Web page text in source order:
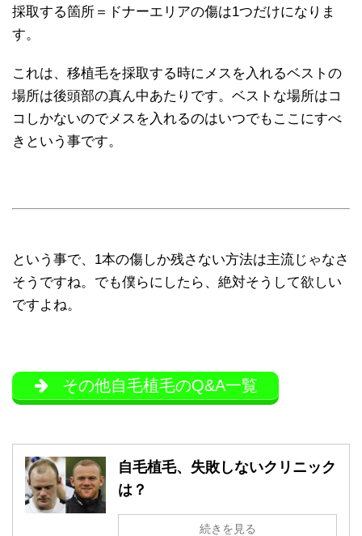
採取する箇所＝ドナーエリアの傷は1つだけになりま
す。
これは、移植毛を採取する時にメスを入れるベストの
場所は後頭部の真ん中あたりです。ベストな場所はコ
コしかないのでメスを入れるのはいつでもここにすべ
きという事です。
という事で、1本の傷しか残さない方法は主流じゃなさ
そうですね。でも僕らにしたら、絶対そうして欲しい
ですよね。
その他自毛植毛のQ&A一覧
自毛植毛、失敗しないクリニック
は？
続きを見る